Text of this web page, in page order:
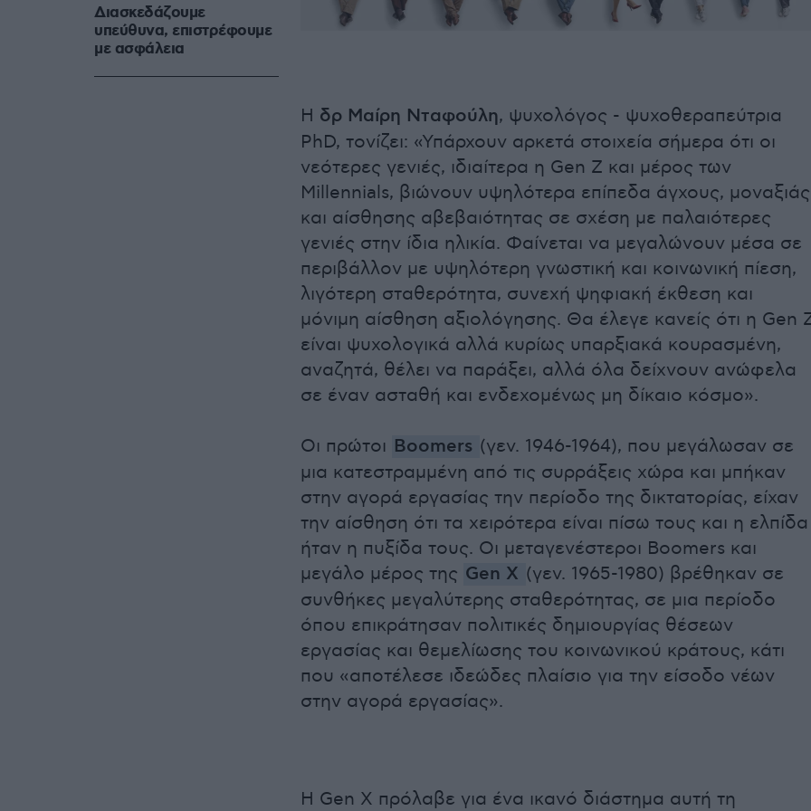
H δρ Μαίρη Νταφούλη, ψυχολόγος - ψυχοθεραπεύτρια
PhD, τονίζει: «Υπάρχουν αρκετά στοιχεία σήμερα ότι οι
νεότερες γενιές, ιδιαίτερα η Gen Z και μέρος των
Millennials, βιώνουν υψηλότερα επίπεδα άγχους, μοναξιάς
και αίσθησης αβεβαιότητας σε σχέση με παλαιότερες
γενιές στην ίδια ηλικία. Φαίνεται να μεγαλώνουν μέσα σε
περιβάλλον με υψηλότερη γνωστική και κοινωνική πίεση,
λιγότερη σταθερότητα, συνεχή ψηφιακή έκθεση και
μόνιμη αίσθηση αξιολόγησης. Θα έλεγε κανείς ότι η Gen
είναι ψυχολογικά αλλά κυρίως υπαρξιακά κουρασμένη,
αναζητά, θέλει να παράξει, αλλά όλα δείχνουν ανώφελα
σε έναν ασταθή και ενδεχομένως μη δίκαιο κόσμο».
Οι πρώτοι Boomers (γεν. 1946-1964), που μεγάλωσαν σε
μια κατεστραμμένη από τις συρράξεις χώρα και μπήκαν
στην αγορά εργασίας την περίοδο της δικτατορίας, είχαν
την αίσθηση ότι τα χειρότερα είναι πίσω τους και η ελπίδα
ήταν η πυξίδα τους. Οι μεταγενέστεροι Boomers και
μεγάλο μέρος της Gen X (γεν. 1965-1980) βρέθηκαν σε
συνθήκες μεγαλύτερης σταθερότητας, σε μια περίοδο
όπου επικράτησαν πολιτικές δημιουργίας θέσεων
εργασίας και θεμελίωσης του κοινωνικού κράτους, κάτι
που «αποτέλεσε ιδεώδες πλαίσιο για την είσοδο νέων
στην αγορά εργασίας».
Η Gen X πρόλαβε για ένα ικανό διάστημα αυτή τη
Διασκεδάζουμε
υπεύθυνα, επιστρέφουμε
με ασφάλεια